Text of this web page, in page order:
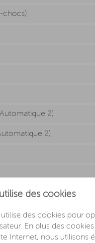
chocs)
2)
2)
des cookies
des cookies pour
En plus des
Internet, nous utilisons